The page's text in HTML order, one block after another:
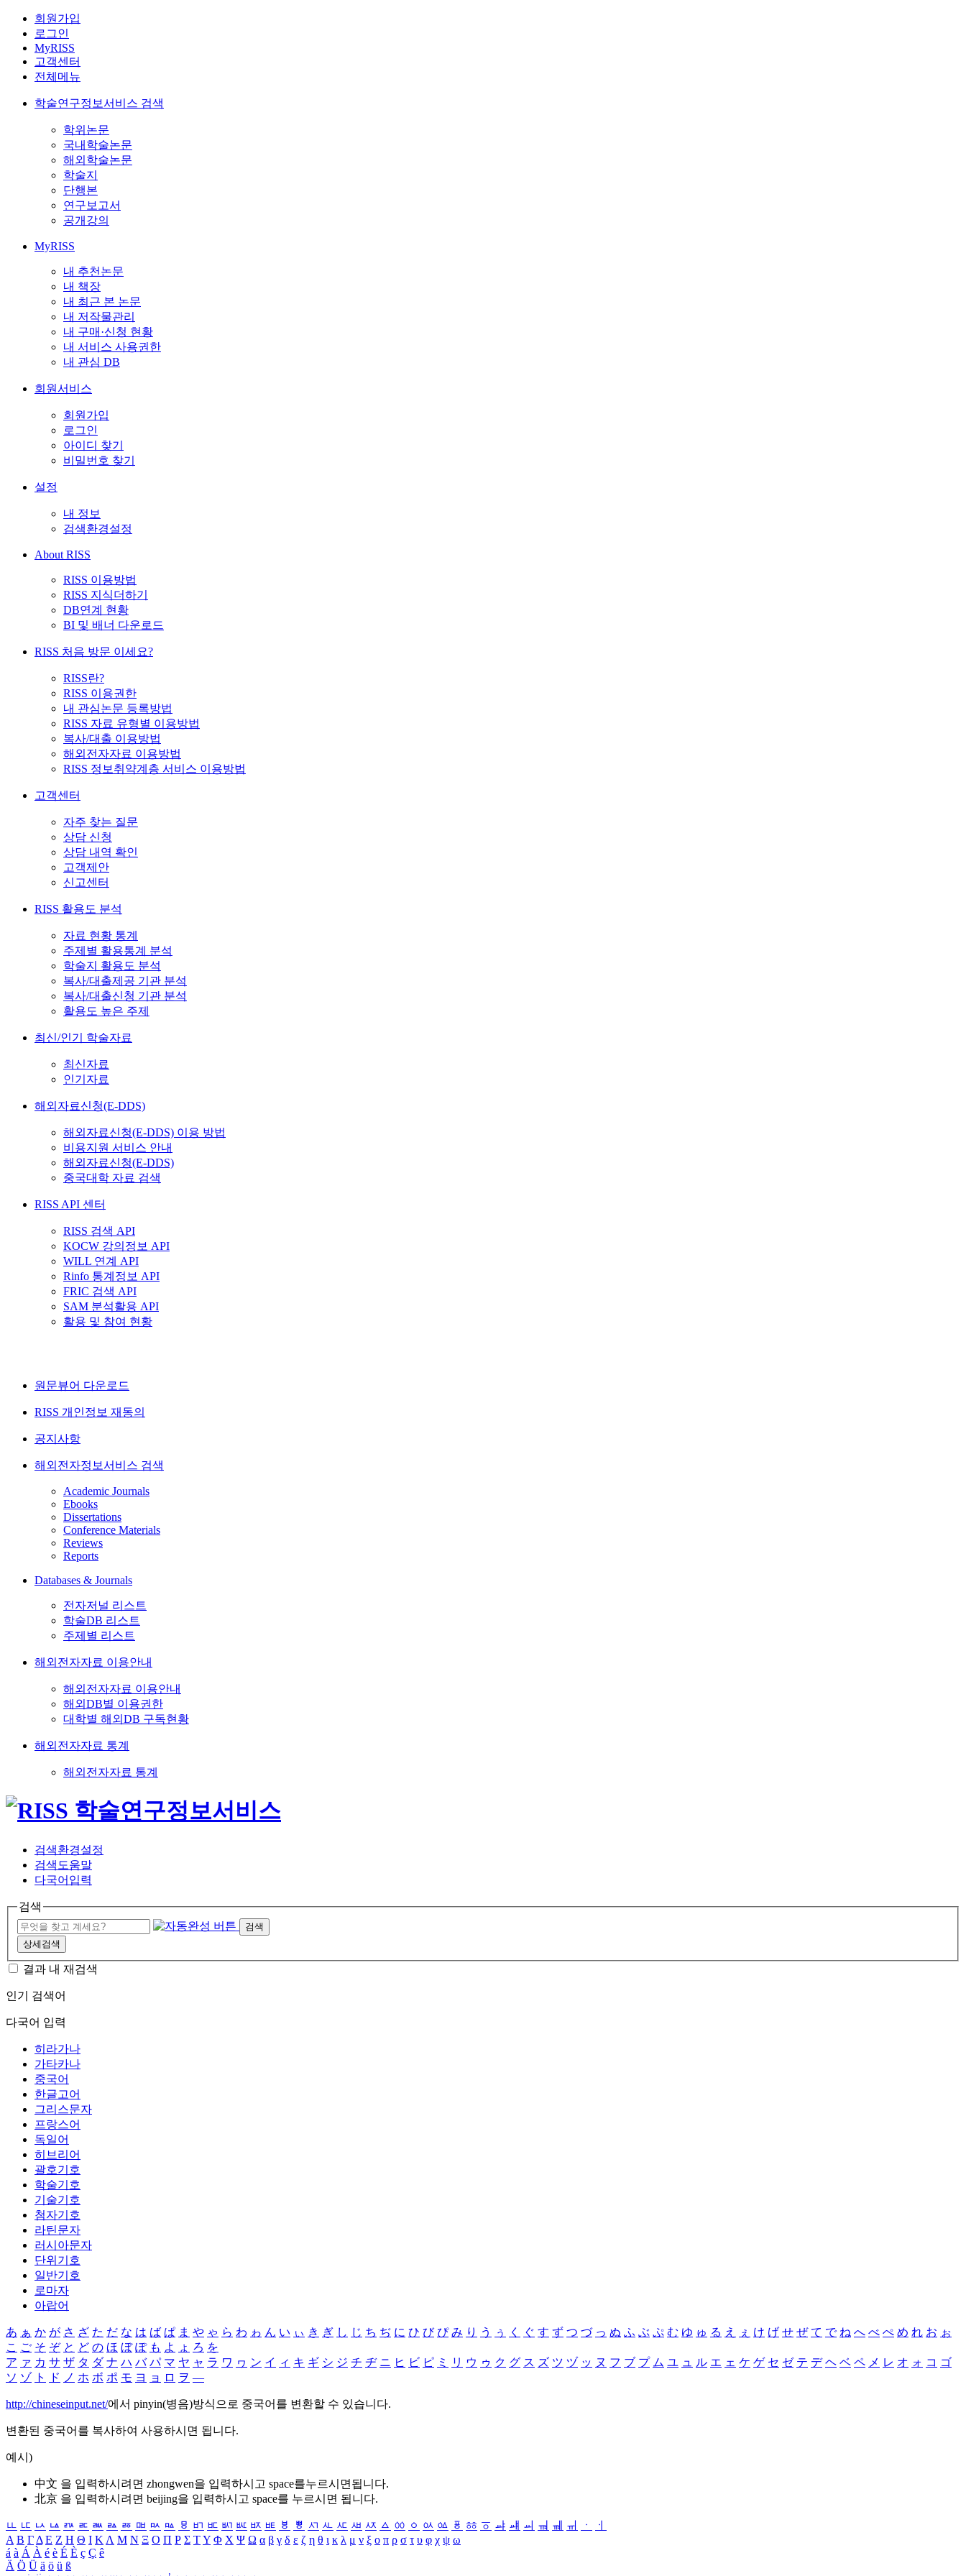
회원가입
로그인
MyRISS
고객센터
전체메뉴
학술연구정보서비스 검색
학위논문
국내학술논문
해외학술논문
학술지
단행본
연구보고서
공개강의
MyRISS
내 추천논문
내 책장
내 최근 본 논문
내 저작물관리
내 구매·신청 현황
내 서비스 사용권한
내 관심 DB
회원서비스
회원가입
로그인
아이디 찾기
비밀번호 찾기
설정
내 정보
검색환경설정
About RISS
RISS 이용방법
RISS 지식더하기
DB연계 현황
BI 및 배너 다운로드
RISS 처음 방문 이세요?
RISS란?
RISS 이용권한
내 관심논문 등록방법
RISS 자료 유형별 이용방법
복사/대출 이용방법
해외전자자료 이용방법
RISS 정보취약계층 서비스 이용방법
고객센터
자주 찾는 질문
상담 신청
상담 내역 확인
고객제안
신고센터
RISS 활용도 분석
자료 현황 통계
주제별 활용통계 분석
학술지 활용도 분석
복사/대출제공 기관 분석
복사/대출신청 기관 분석
활용도 높은 주제
최신/인기 학술자료
최신자료
인기자료
해외자료신청(E-DDS)
해외자료신청(E-DDS) 이용 방법
비용지원 서비스 안내
해외자료신청(E-DDS)
중국대학 자료 검색
RISS API 센터
RISS 검색 API
KOCW 강의정보 API
WILL 연계 API
Rinfo 통계정보 API
FRIC 검색 API
SAM 분석활용 API
활용 및 참여 현황
원문뷰어 다운로드
RISS 개인정보 재동의
공지사항
해외전자정보서비스 검색
Academic Journals
Ebooks
Dissertations
Conference Materials
Reviews
Reports
Databases & Journals
전자저널 리스트
학술DB 리스트
주제별 리스트
해외전자자료 이용안내
해외전자자료 이용안내
해외DB별 이용권한
대학별 해외DB 구독현황
해외전자자료 통계
해외전자자료 통계
검색환경설정
검색도움말
다국어입력
검색
검색
상세검색
결과 내 재검색
인기 검색어
다국어 입력
히라가나
가타카나
중국어
한글고어
그리스문자
프랑스어
독일어
히브리어
괄호기호
학술기호
기술기호
첨자기호
라틴문자
러시아문자
단위기호
일반기호
로마자
아랍어
あ ぁ か が さ ざ た だ な は ば ぱ ま や ゃ ら わ ゎ ん い ぃ き ぎ し じ ち ぢ に ひ び ぴ み り う ぅ く ぐ す ず つ づ っ ぬ ふ ぶ ぷ む ゆ ゅ る え ぇ け げ せ ぜ て で ね へ べ ぺ め れ お ぉ
こ ご そ ぞ と ど の ほ ぼ ぽ も よ ょ ろ を
ア ァ カ サ ザ タ ダ ナ ハ バ パ マ ヤ ャ ラ ワ ヮ ン イ ィ キ ギ シ ジ チ ヂ ニ ヒ ビ ピ ミ リ ウ ゥ ク グ ス ズ ツ ヅ ッ ヌ フ ブ プ ム ユ ュ ル エ ェ ケ ゲ セ ゼ テ デ ヘ ベ ペ メ レ オ ォ コ ゴ
ソ ゾ ト ド ノ ホ ボ ポ モ ヨ ョ ロ ヲ ―
http://chineseinput.net/에서 pinyin(병음)방식으로 중국어를 변환할 수 있습니다.
변환된 중국어를 복사하여 사용하시면 됩니다.
예시)
中文 을 입력하시려면 zhongwen을 입력하시고 space를누르시면됩니다.
北京 을 입력하시려면 beijing을 입력하시고 space를 누르시면 됩니다.
ㅥ ㅦ ㅧ ㅨ ㅩ ㅪ ㅫ ㅬ ㅭ ㅮ ㅯ ㅰ ㅱ ㅲ ㅳ ㅴ ㅵ ㅶ ㅷ ㅸ ㅹ ㅺ ㅻ ㅼ ㅽ ㅾ ㅿ ㆀ ㆁ ㆂ ㆃ ㆄ ㆅ ㆆ ㆇ ㆈ ㆉ ㆊ ㆋ ㆌ ㆍ
ㆎ
Α Β ΓΔ Ε Ζ Η Θ Ι ΚΛ Μ Ν Ξ Ο Π Ρ Σ ΤΥ Φ Χ Ψ Ω α β γ δ ε ζ η θ ι κ λ μ ν ξ ο π ρ σ τ υ φ χ ψ ω
á à Á À é è É È ç Ç ê
Ä Ö Ü ä ö ü ß